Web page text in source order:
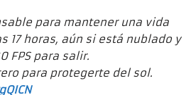
para mantener una vida
17 horas, aún si está nublado y
FPS para salir.
para protegerte del sol.